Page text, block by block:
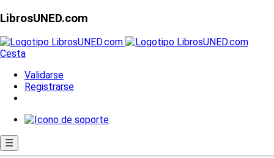
LibrosUNED.com
Cesta
Validarse
Registrarse
☰